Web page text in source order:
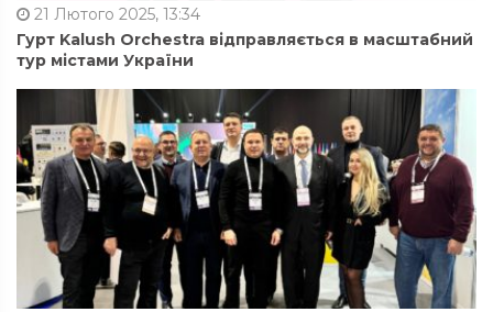
21 Лютого 2025, 13:34
Гурт Kalush Orchestra відправляється в масштабний
тур містами України